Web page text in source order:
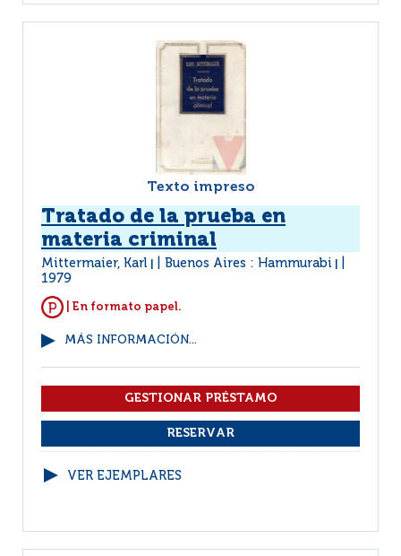
Texto impreso
Tratado de la prueba en
materia criminal
Mittermaier, Karl Buenos Aires : Hammurabi
1979
| En formato papel.
MÁS INFORMACIÓN...
VER EJEMPLARES